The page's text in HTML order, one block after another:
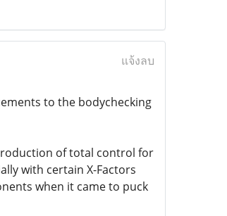
แจ้งลบ
to the bodychecking
of total control for
with certain X-Factors
when it came to puck